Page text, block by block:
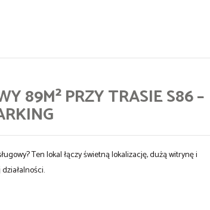
89M² PRZY TRASIE S86 –
Ten lokal łączy świetną lokalizację, dużą witrynę i